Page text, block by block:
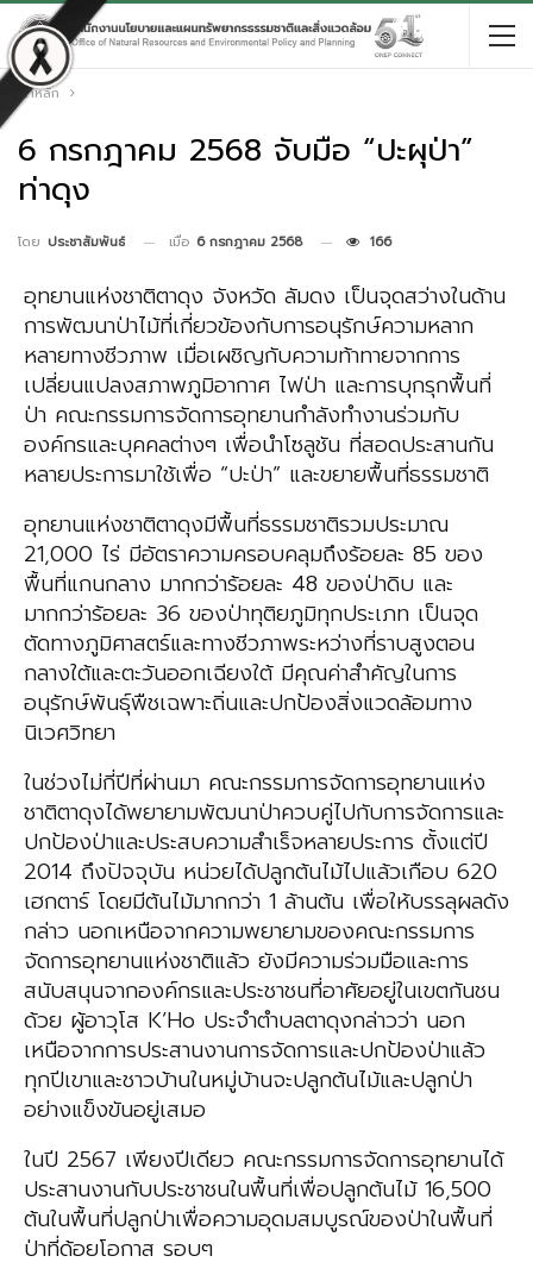
หน้าหลัก
6 กรกฎาคม 2568 จับมือ “ปะผุป่า”
ท่าดุง
โดย ประชาสัมพันธ์ เมื่อ 6 กรกฎาคม 2568 166
อุทยานแห่งชาติตาดุง จังหวัด ลัมดง เป็นจุดสว่างในด้าน
การพัฒนาป่าไม้ที่เกี่ยวข้องกับการอนุรักษ์ความหลาก
หลายทางชีวภาพ เมื่อเผชิญกับความท้าทายจากการ
เปลี่ยนแปลงสภาพภูมิอากาศ ไฟป่า และการบุกรุกพื้นที่
ป่า คณะกรรมการจัดการอุทยานกำลังทำงานร่วมกับ
องค์กรและบุคคลต่างๆ เพื่อนำโซลูชัน ที่สอดประสานกัน
หลายประการมาใช้เพื่อ “ปะป่า” และขยายพื้นที่ธรรมชาติ
อุทยานแห่งชาติตาดุงมีพื้นที่ธรรมชาติรวมประมาณ
21,000 ไร่ มีอัตราความครอบคลุมถึงร้อยละ 85 ของ
พื้นที่แกนกลาง มากกว่าร้อยละ 48 ของป่าดิบ และ
มากกว่าร้อยละ 36 ของป่าทุติยภูมิทุกประเภท เป็นจุด
ตัดทางภูมิศาสตร์และทางชีวภาพระหว่างที่ราบสูงตอน
กลางใต้และตะวันออกเฉียงใต้ มีคุณค่าสำคัญในการ
อนุรักษ์พันธุ์พืชเฉพาะถิ่นและปกป้องสิ่งแวดล้อมทาง
นิเวศวิทยา
ในช่วงไม่กี่ปีที่ผ่านมา คณะกรรมการจัดการอุทยานแห่ง
ชาติตาดุงได้พยายามพัฒนาป่าควบคู่ไปกับการจัดการและ
ปกป้องป่าและประสบความสำเร็จหลายประการ ตั้งแต่ปี
2014 ถึงปัจจุบัน หน่วยได้ปลูกต้นไม้ไปแล้วเกือบ 620
เฮกตาร์ โดยมีต้นไม้มากกว่า 1 ล้านต้น เพื่อให้บรรลุผลดัง
กล่าว นอกเหนือจากความพยายามของคณะกรรมการ
จัดการอุทยานแห่งชาติแล้ว ยังมีความร่วมมือและการ
สนับสนุนจากองค์กรและประชาชนที่อาศัยอยู่ในเขตกันชน
ด้วย ผู้อาวุโส K’Ho ประจำตำบลตาดุงกล่าวว่า นอก
เหนือจากการประสานงานการจัดการและปกป้องป่าแล้ว
ทุกปีเขาและชาวบ้านในหมู่บ้านจะปลูกต้นไม้และปลูกป่า
อย่างแข็งขันอยู่เสมอ
ในปี 2567 เพียงปีเดียว คณะกรรมการจัดการอุทยานได้
ประสานงานกับประชาชนในพื้นที่เพื่อปลูกต้นไม้ 16,500
ต้นในพื้นที่ปลูกป่าเพื่อความอุดมสมบูรณ์ของป่าในพื้นที่
ป่าที่ด้อยโอกาส รอบๆ